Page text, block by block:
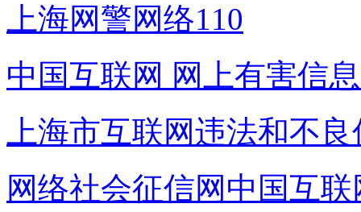
上海网警网络110
中国互联网 网上有害信
上海市互联网违法和不
网络社会征信网 中国互